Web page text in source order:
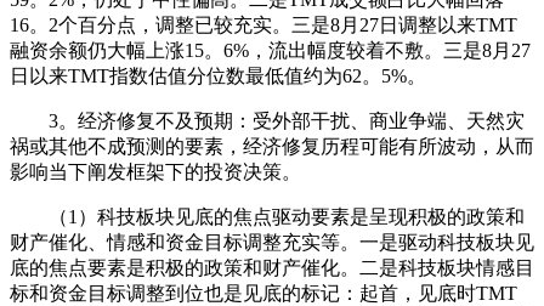
16。2个百分点，调整已较充实。三是8月27日调整以来TMT
融资余额仍大幅上涨15。6%，流出幅度较着不敷。三是8月27
日以来TMT指数估值分位数最低值约为62。5%。
3。经济修复不及预期：受外部干扰、商业争端、天然灾
祸或其他不成预测的要素，经济修复历程可能有所波动，从而
影响当下阐发框架下的投资决策。
（1）科技板块见底的焦点驱动要素是呈现积极的政策和
财产催化、情感和资金目标调整充实等。一是驱动科技板块见
底的焦点要素是积极的政策和财产催化。二是科技板块情感目
标和资金目标调整到位也是见底的标记：起首，见底时TMT